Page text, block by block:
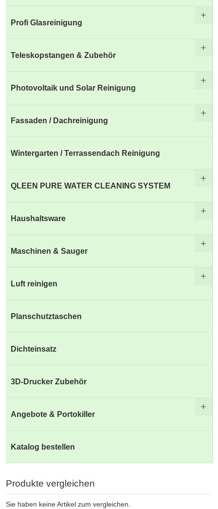
Profi Glasreinigung
Teleskopstangen & Zubehör
Photovoltaik und Solar Reinigung
Fassaden / Dachreinigung
Wintergarten / Terrassendach Reinigung
QLEEN PURE WATER CLEANING SYSTEM
Haushaltsware
Maschinen & Sauger
Luft reinigen
Planschutztaschen
Dichteinsatz
3D-Drucker Zubehör
Angebote & Portokiller
Katalog bestellen
Produkte vergleichen
Sie haben keine Artikel zum vergleichen.